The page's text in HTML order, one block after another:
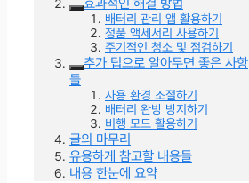
효과적인 해결 방법
배터리 관리 앱 활용하기
정품 액세서리 사용하기
주기적인 청소 및 점검하기
추가 팁으로 알아두면 좋은 사항
들
사용 환경 조절하기
배터리 완방 방지하기
비행 모드 활용하기
글의 마무리
유용하게 참고할 내용들
내용 한눈에 요약